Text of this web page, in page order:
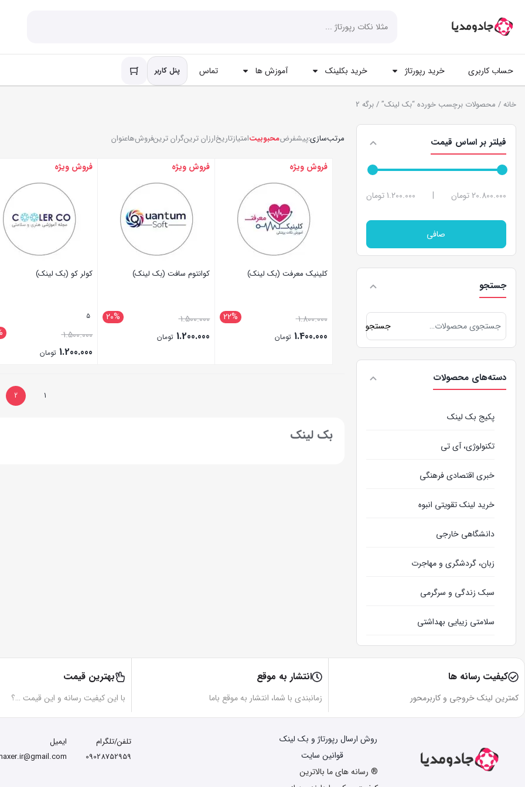
حساب کاربری خرید رپورتاژ خرید بکلینک آموزش ها تماس پنل کاربر
خانه/ محصولات برچسب خورده “بک لینک”/ برگه 2
فیلتر بر اساس قیمت
1.200.000 تومان | 20.800.000 تومان
صافی
جستجو
جستجو
دسته‌های محصولات
پکیج بک لینک
تکنولوژی، آی تی
خبری اقتصادی فرهنگی
خرید لینک تقویتی انبوه
دانشگاهی خارجی
زبان، گردشگری و مهاجرت
سبک زندگی و سرگرمی
سلامتی زیبایی بهداشتی
مرتب‌سازی:پیشفرضمحبوبیتامتیازتاریخارزان ترینگران ترینفروش‌هاعنوان
فروش ویژه
کلینیک معرفت (بک لینک)
22% 1.800.000
1.400.000 تومان
فروش ویژه
کوانتوم سافت (بک لینک)
20% 1.500.000
1.200.000 تومان
فروش ویژه
کولر کو (بک لینک)
5
1.500.000
1.200.000 تومان
1
2
بک لینک
کیفیت رسانه ها
کمترین لینک خروجی و کاربرمحور
انتشار به موقع
زمانبندی با شما، انتشار به موقع باما
بهترین قیمت
با این کیفیت رسانه و این قیمت …؟
روش ارسال رپورتاژ و بک لینک
قوانین سایت
® رسانه های ما بالاترین
تلفن/تلگرام
09028752959
ایمیل